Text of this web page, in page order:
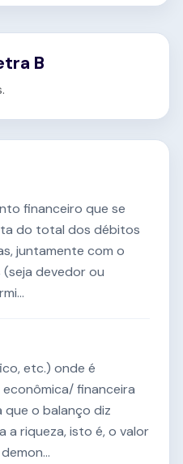
B
financeiro que se
do total dos débitos
juntamente com o
devedor ou
etc.) onde é
financeira
o balanço diz
a riqueza, isto é, o valor